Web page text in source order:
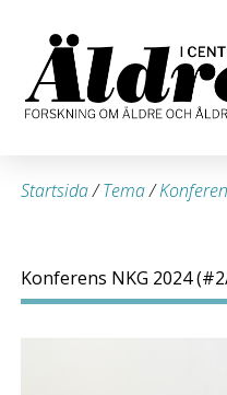
Startsida/Tema/
Konferens NKG 2024